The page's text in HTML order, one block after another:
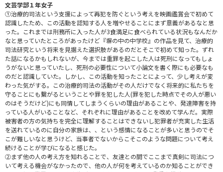
文芸学部１年女子
①治療的司法という支援によって再犯を防ぐという考えを映画鑑賞会で初めて
認識したため、この活動を認知する人を増やせることにまず意義があるなと思
った。これまでは刑務所に入った人が3食満足に食べられている状況もなんだか
なと思っていたところがあったけど『塀の中の中学校』の作品を見て、治療的
司法研究という将来を見据えた選択肢があるのだとそこで初めて知った。ずれ
た話になるかもしれないが、今までは重罪を起こした人は死刑になってもしょ
うがないと思っていたし、死刑の必要性について小論文を書く際にも必要なも
のだと認識していた。しかし、この活動を知ったことによって、少し考えが変
わった気がする。この治療的司法の活動がその人だけでなく将来的に私たちを
守ることにも繋がるということや罪を犯した人(罪を犯した時点でその人が悪い
のはそうだけど)にも同情してしまうくらいの理由があることや、発達障害を持
っている人がいることなど、それぞれに理由があることを改めて学んだ。実際
被害者の方の気持ちを完全に理解することはできないし犯罪者が充実した生活
を送れているのに自分の家族は、、という感情になることが多いと思うのでそ
こが難しいなと思うけど、当事者でないからこそこのような問題について考え
続けることが学びになると感じた。
②まず他の人の考え方を知れることで、友達との間でここまで真剣に司法につ
いて考える機会がなかったので、他の人が何を考えているのか知ることができ